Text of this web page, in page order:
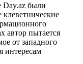
Day.az были
автор пытается
от западного
интересам